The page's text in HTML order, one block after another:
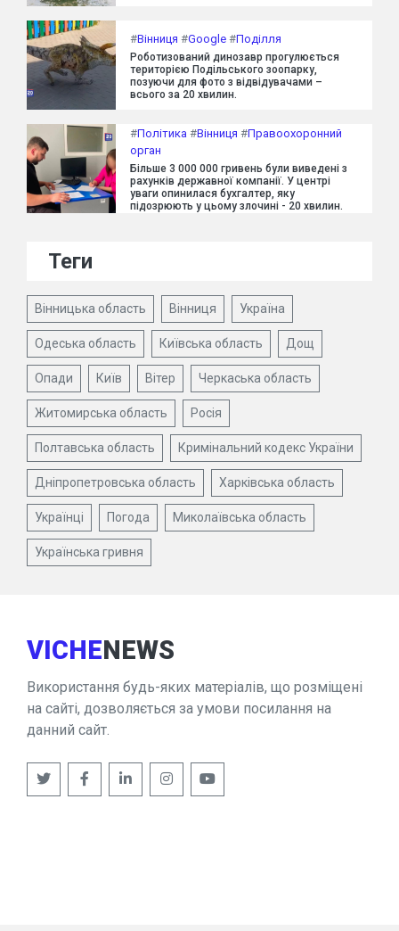
#Вінниця #Google #Поділля
Роботизований динозавр прогулюється
територією Подільського зоопарку,
позуючи для фото з відвідувачами –
всього за 20 хвилин.
#Політика #Вінниця #Правоохоронний
орган
Більше 3 000 000 гривень були виведені з
рахунків державної компанії. У центрі
уваги опинилася бухгалтер, яку
підозрюють у цьому злочині - 20 хвилин.
Теги
Вінницька область Вінниця Україна
Одеська область Київська область Дощ
Опади Київ Вітер Черкаська область
Житомирська область Росія
Полтавська область Кримінальний кодекс України
Дніпропетровська область Харківська область
Українці Погода Миколаївська область
Українська гривня
VICHENEWS
Використання будь-яких матеріалів, що розміщені
на сайті, дозволяється за умови посилання на
данний сайт.